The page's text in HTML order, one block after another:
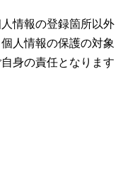
情報の登録箇所以外
人情報の保護の対象
身の責任となります